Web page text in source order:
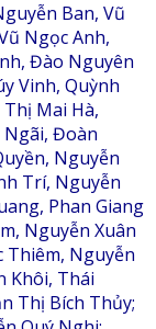
Ban, Vũ
Ngọc Anh,
Đào Nguyên
Vinh, Quỳnh
Mai Hà,
Ngãi, Đoàn
Nguyễn
Trí, Nguyễn
Phan Giang
Nguyễn Xuân
Thiêm, Nguyễn
Khôi, Thái
Thị Bích Thủy;